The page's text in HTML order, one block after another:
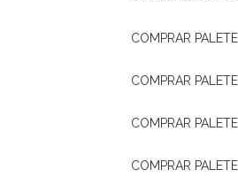
COMPRAR
COMPRAR
COMPRAR
COMPRAR